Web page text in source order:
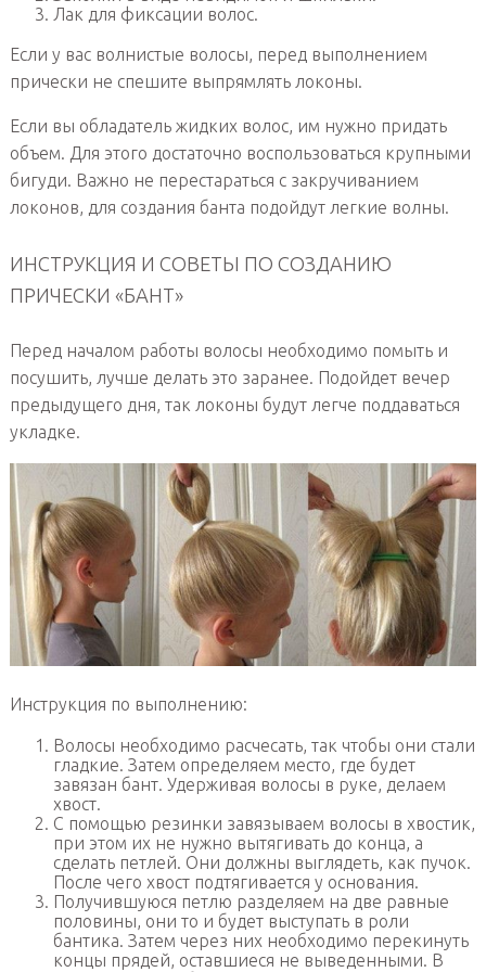
Лак для фиксации волос.
Если у вас волнистые волосы, перед выполнением
прически не спешите выпрямлять локоны.
Если вы обладатель жидких волос, им нужно придать
объем. Для этого достаточно воспользоваться крупными
бигуди. Важно не перестараться с закручиванием
локонов, для создания банта подойдут легкие волны.
ИНСТРУКЦИЯ И СОВЕТЫ ПО СОЗДАНИЮ
ПРИЧЕСКИ «БАНТ»
Перед началом работы волосы необходимо помыть и
посушить, лучше делать это заранее. Подойдет вечер
предыдущего дня, так локоны будут легче поддаваться
укладке.
Инструкция по выполнению:
Волосы необходимо расчесать, так чтобы они стали
гладкие. Затем определяем место, где будет
завязан бант. Удерживая волосы в руке, делаем
хвост.
С помощью резинки завязываем волосы в хвостик,
при этом их не нужно вытягивать до конца, а
сделать петлей. Они должны выглядеть, как пучок.
После чего хвост подтягивается у основания.
Получившуюся петлю разделяем на две равные
половины, они то и будет выступать в роли
бантика. Затем через них необходимо перекинуть
концы прядей, оставшиеся не выведенными. В